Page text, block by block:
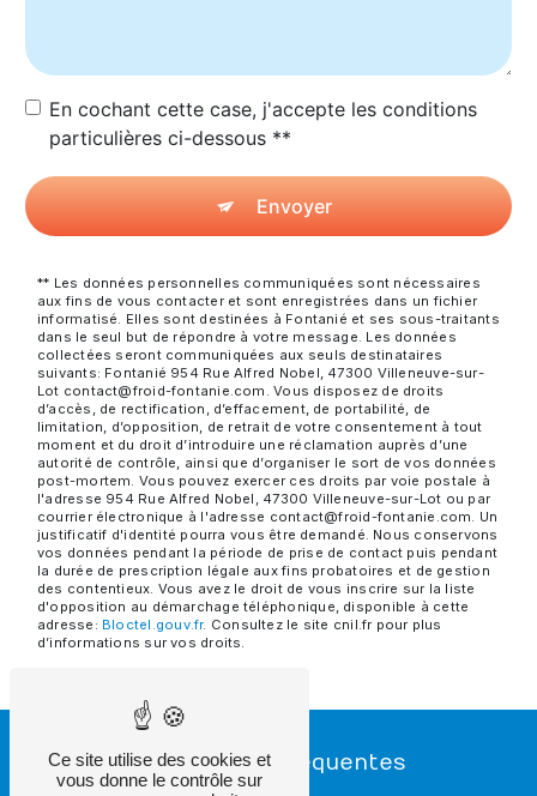
En cochant cette case, j'accepte les conditions
particulières ci-dessous **
Envoyer
** Les données personnelles communiquées sont nécessaires
aux fins de vous contacter et sont enregistrées dans un fichier
informatisé. Elles sont destinées à Fontanié et ses sous-traitants
dans le seul but de répondre à votre message. Les données
collectées seront communiquées aux seuls destinataires
suivants: Fontanié 954 Rue Alfred Nobel, 47300 Villeneuve-sur-
Lot contact@froid-fontanie.com. Vous disposez de droits
d’accès, de rectification, d’effacement, de portabilité, de
limitation, d’opposition, de retrait de votre consentement à tout
moment et du droit d’introduire une réclamation auprès d’une
autorité de contrôle, ainsi que d’organiser le sort de vos données
post-mortem. Vous pouvez exercer ces droits par voie postale à
l'adresse 954 Rue Alfred Nobel, 47300 Villeneuve-sur-Lot ou par
courrier électronique à l'adresse contact@froid-fontanie.com. Un
justificatif d'identité pourra vous être demandé. Nous conservons
vos données pendant la période de prise de contact puis pendant
la durée de prescription légale aux fins probatoires et de gestion
des contentieux. Vous avez le droit de vous inscrire sur la liste
d'opposition au démarchage téléphonique, disponible à cette
adresse:
Bloctel.gouv.fr. Consultez le site cnil.fr pour plus
d’informations sur vos droits.
Recherches fréquentes
Ce site utilise des cookies et
vous donne le contrôle sur